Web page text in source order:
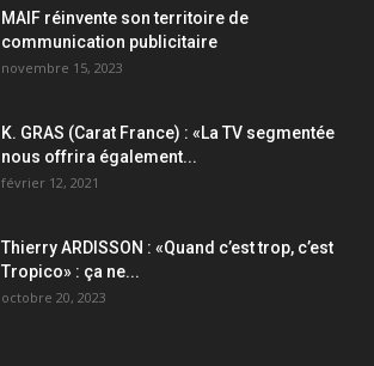
MAIF réinvente son territoire de
communication publicitaire
novembre 15, 2023
K. GRAS (Carat France) : «La TV segmentée
nous offrira également...
février 12, 2021
Thierry ARDISSON : «Quand c’est trop, c’est
Tropico» : ça ne...
octobre 20, 2023